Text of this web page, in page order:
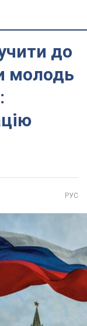
до
молодь
РУС